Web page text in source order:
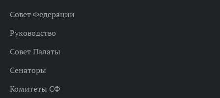
Совет Федерации
Руководство
Совет Палаты
Сенаторы
Комитеты СФ